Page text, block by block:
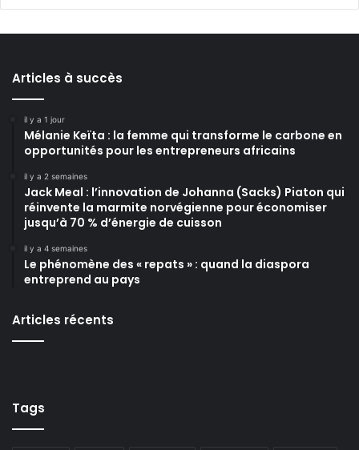
Articles à succès
il y a 1 jour
Mélanie Keïta : la femme qui transforme le carbone en
opportunités pour les entrepreneurs africains
il y a 2 semaines
Jack Meal : l’innovation de Johanna (Sacks) Piaton qui
réinvente la marmite norvégienne pour économiser
jusqu’à 70 % d’énergie de cuisson
il y a 4 semaines
Le phénomène des « repats » : quand la diaspora
entreprend au pays
Articles récents
Tags